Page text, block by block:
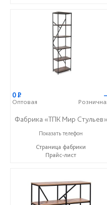
0Р
Оптовая
Фабрика «ТПК Мир Стульев»
8 (927) 648-00-04
Показать телефон
Страница фабрики
Прайс-лист